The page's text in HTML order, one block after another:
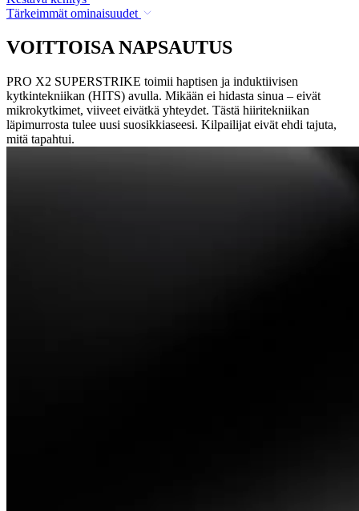
Tärkeimmät ominaisuudet
VOITTOISA NAPSAUTUS
PRO X2 SUPERSTRIKE toimii haptisen ja induktiivisen
kytkintekniikan (HITS) avulla. Mikään ei hidasta sinua – eivät
mikrokytkimet, viiveet eivätkä yhteydet. Tästä hiiritekniikan
läpimurrosta tulee uusi suosikkiaseesi. Kilpailijat eivät ehdi tajuta,
mitä tapahtui.